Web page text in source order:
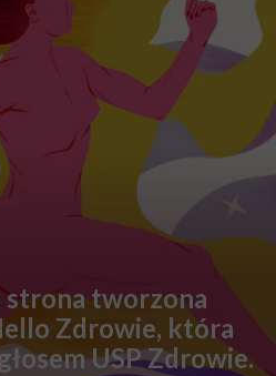
tworzona
Zdrowie, która
USP Zdrowie.